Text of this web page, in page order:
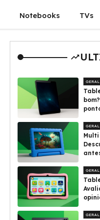
Notebooks TVs
GERAL
GERAL
Multi
GERAL
GERAL